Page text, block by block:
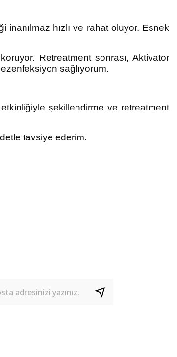
hızlı ve rahat oluyor. Esnek
Retreatment sonrası, Aktivator
sağlıyorum.
şekillendirme ve retreatment
tavsiye ederim.